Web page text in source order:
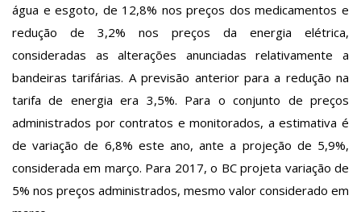
água e esgoto, de 12,8% nos preços dos medicamentos e
redução de 3,2% nos preços da energia elétrica,
consideradas as alterações anunciadas relativamente a
bandeiras tarifárias. A previsão anterior para a redução na
tarifa de energia era 3,5%. Para o conjunto de preços
administrados por contratos e monitorados, a estimativa é
de variação de 6,8% este ano, ante a projeção de 5,9%,
considerada em março. Para 2017, o BC projeta variação de
5% nos preços administrados, mesmo valor considerado em